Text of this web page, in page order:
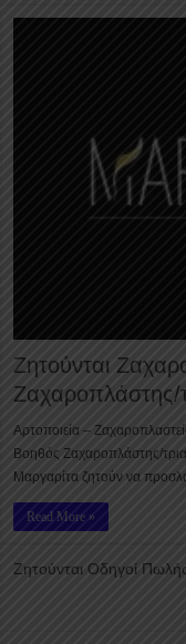
Ζητούνται
Ζαχαροπλάστης/
Αρτοποιεία –
Βοηθός Ζαχαροπλάστης/
Μαργαρίτα ζητούν να
Read More »
Ζητούνται Οδηγοί